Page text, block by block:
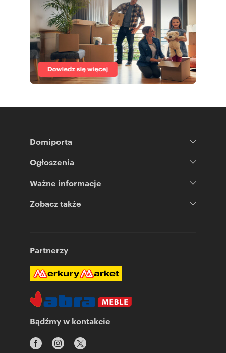
Domiporta
Ogłoszenia
Ważne informacje
Zobacz także
Partnerzy
Bądźmy w kontakcie